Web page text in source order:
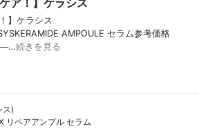
ア！】ケラシス
】ケラシス
AMPOULE セラム参考価格
続きを見る
ス)
リペアアンプル セラム